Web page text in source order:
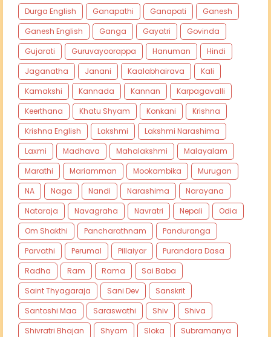
Durga English
Ganapathi Ganapati
Ganesh
Ganesh English
Ganga Gayatri
Govinda
Gujarati
Guruvayoorappa Hanuman
Hindi
Jaganatha
Janani Kaalabhairava
Kali
Kamakshi
Kannada Kannan
Karpagavalli
Keerthana
Khatu Shyam Konkani
Krishna
Krishna English
Lakshmi
Lakshmi Narashima
Laxmi
Madhava Mahalakshmi
Malayalam
Marathi
Mariamman Mookambika
Murugan
NA
Naga Nandi Narashima
Narayana
Nataraja
Navagraha Navratri Nepali
Odia
Om Shakthi
Pancharathnam
Panduranga
Parvathi
Perumal Pillaiyar
Purandara Dasa
Radha
Ram Rama
Sai Baba
Saint Thyagaraja
Sani Dev
Sanskrit
Santoshi Maa
Saraswathi Shiv
Shiva
Shivratri Bhajan
Shyam Sloka
Subramanya